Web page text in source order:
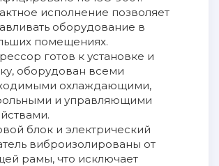
исполнение позволяет
оборудование в
помещениях.
готов к установке и
оборудован всеми
охлаждающими,
и управляющими
блок и электрический
виброизолированы от
рамы, что исключает